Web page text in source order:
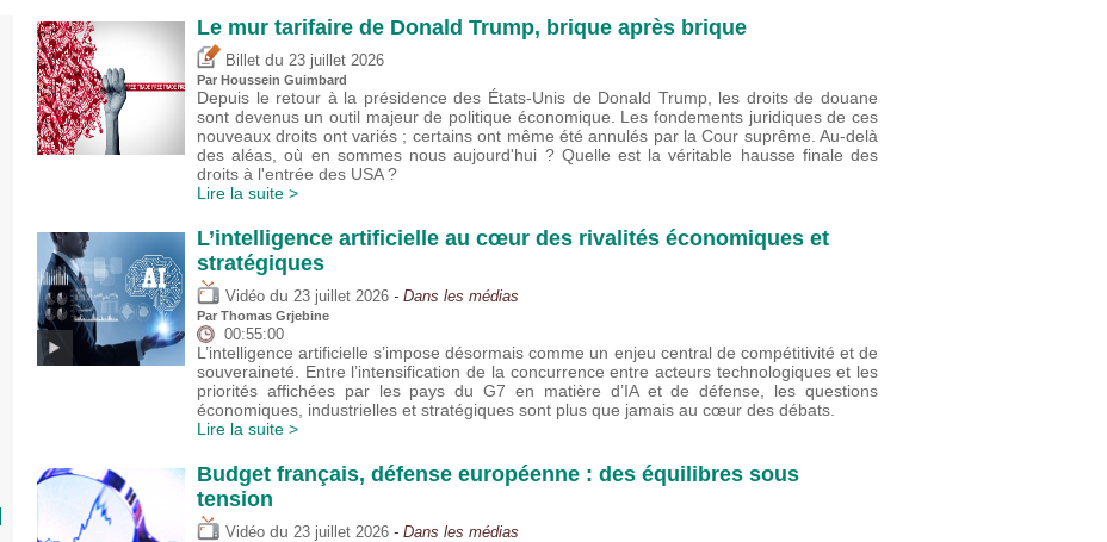
Le mur tarifaire de Donald Trump, brique après brique
Billet du 23 juillet 2026
Par Houssein Guimbard
Depuis le retour à la présidence des États-Unis de Donald Trump, les droits de douane
sont devenus un outil majeur de politique économique. Les fondements juridiques de ces
nouveaux droits ont variés ; certains ont même été annulés par la Cour suprême. Au-delà
des aléas, où en sommes nous aujourd'hui ? Quelle est la véritable hausse finale des
droits à l'entrée des USA ?
Lire la suite >
L’intelligence artificielle au cœur des rivalités économiques et
stratégiques
Vidéo du 23 juillet 2026 - Dans les médias
Par Thomas Grjebine
00:55:00
L’intelligence artificielle s’impose désormais comme un enjeu central de compétitivité et de
souveraineté. Entre l’intensification de la concurrence entre acteurs technologiques et les
priorités affichées par les pays du G7 en matière d’IA et de défense, les questions
économiques, industrielles et stratégiques sont plus que jamais au cœur des débats.
Lire la suite >
Budget français, défense européenne : des équilibres sous
tension
Vidéo du 23 juillet 2026 - Dans les médias